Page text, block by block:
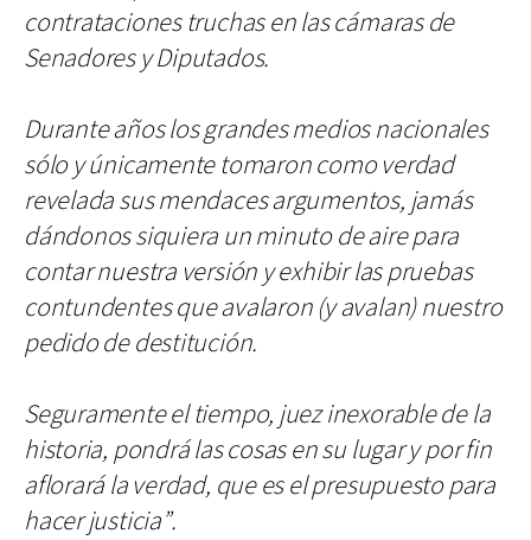
contrataciones truchas en las cámaras de
Senadores y Diputados.
Durante años los grandes medios nacionales
sólo y únicamente tomaron como verdad
revelada sus mendaces argumentos, jamás
dándonos siquiera un minuto de aire para
contar nuestra versión y exhibir las pruebas
contundentes que avalaron (y avalan) nuestro
pedido de destitución.
Seguramente el tiempo, juez inexorable de la
historia, pondrá las cosas en su lugar y por fin
aflorará la verdad, que es el presupuesto para
hacer justicia”.